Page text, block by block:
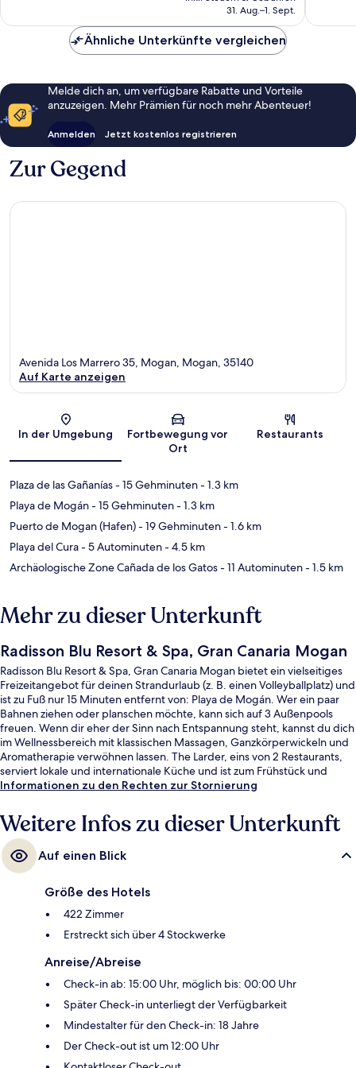
beträgt
31. Aug.–1. Sept.
Ähnliche Unterkünfte vergleichen
Melde dich an, um verfügbare Rabatte und Vorteile
anzuzeigen. Mehr Prämien für noch mehr Abenteuer!
Anmelden Jetzt kostenlos registrieren
Zur Gegend
Karte
Avenida Los Marrero 35, Mogan, Mogan, 35140
Auf Karte anzeigen
In der Umgebung
Fortbewegung vor
Ort
Restaurants
Plaza de las Gañanías- 15 Gehminuten- 1.3 km
Playa de Mogán- 15 Gehminuten- 1.3 km
Puerto de Mogan (Hafen)- 19 Gehminuten- 1.6 km
Playa del Cura- 5 Autominuten- 4.5 km
Archäologische Zone Cañada de los Gatos- 11 Autominuten- 1.5 km
Mehr zu dieser Unterkunft
Radisson Blu Resort & Spa, Gran Canaria Mogan
Radisson Blu Resort & Spa, Gran Canaria Mogan bietet ein vielseitiges
Freizeitangebot für deinen Strandurlaub (z. B. einen Volleyballplatz) und
ist zu Fuß nur 15 Minuten entfernt von: Playa de Mogán. Wer ein paar
Bahnen ziehen oder planschen möchte, kann sich auf 3 Außenpools
freuen. Wenn dir eher der Sinn nach Entspannung steht, kannst du dich
im Wellnessbereich mit klassischen Massagen, Ganzkörperwickeln und
Aromatherapie verwöhnen lassen. The Larder, eins von 2 Restaurants,
serviert lokale und internationale Küche und ist zum Frühstück und
Abendessen geöffnet. Als weitere Highlights bietet dieses Hotel im
geöffneten Fitnessbereich. Andere Reisende haben viel Gutes über das
hilfsbereite Personal zu berichten.
Informationen zu den Rechten zur Stornierung
Weitere Infos zu dieser Unterkunft
Auf einen Blick
Größe des Hotels
422 Zimmer
Erstreckt sich über 4 Stockwerke
Anreise/Abreise
Check-in ab: 15:00 Uhr, möglich bis: 00:00 Uhr
Später Check-in unterliegt der Verfügbarkeit
Mindestalter für den Check-in: 18 Jahre
Der Check-out ist um 12:00 Uhr